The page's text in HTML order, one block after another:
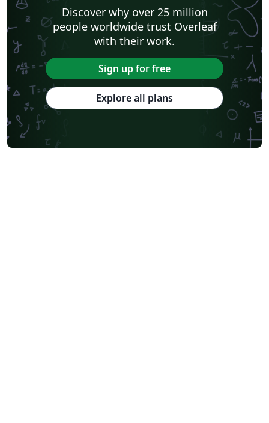
Discover why over 25 million
people worldwide trust Overleaf
with their work.
Sign up for free
Explore all plans